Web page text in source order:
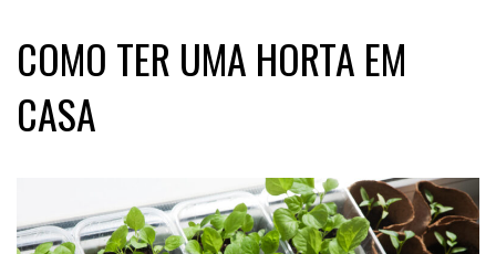
COMO TER UMA HORTA EM
CASA